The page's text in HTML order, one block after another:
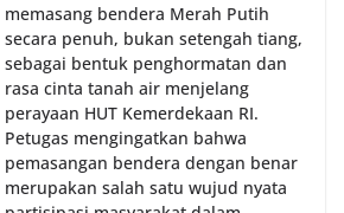
memasang bendera Merah Putih
secara penuh, bukan setengah tiang,
sebagai bentuk penghormatan dan
rasa cinta tanah air menjelang
perayaan HUT Kemerdekaan RI.
Petugas mengingatkan bahwa
pemasangan bendera dengan benar
merupakan salah satu wujud nyata